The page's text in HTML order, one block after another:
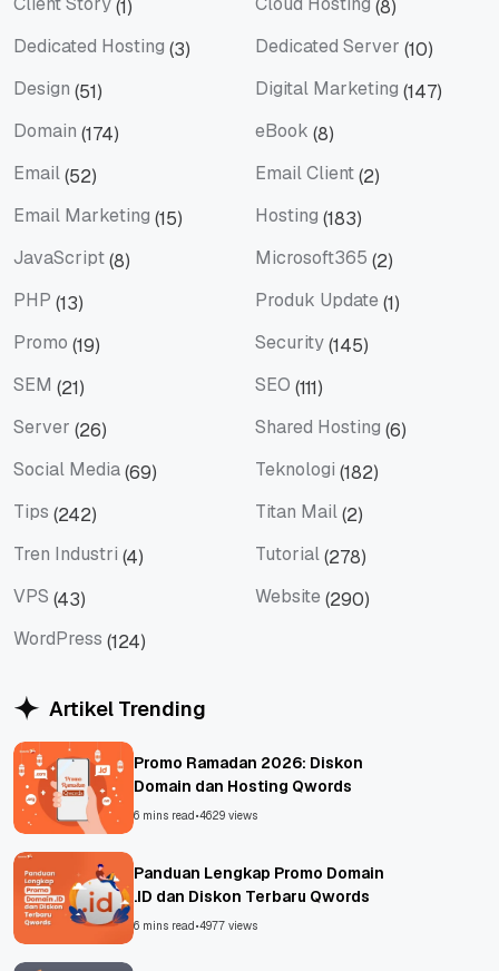
(1)
(8)
Dedicated Hosting (3) Dedicated Server (10)
Design (51) Digital Marketing (147)
Domain (174) eBook (8)
Email(52) Email Client(2)
Email Marketing (15) Hosting (183)
JavaScript(8) Microsoft365 (2)
PHP (13) Produk Update (1)
Promo (19) Security(145)
SEM (21) SEO (111)
Server (26) Shared Hosting (6)
Social Media(69) Teknologi (182)
Tips (242) Titan Mail(2)
Tren Industri (4) Tutorial(278)
VPS (43) Website (290)
WordPress (124)
Artikel Trending
Promo Ramadan 2026: Diskon
Domain dan Hosting Qwords
6 mins read•4629 views
Panduan Lengkap Promo Domain
.ID dan Diskon Terbaru Qwords
6 mins read•4977 views